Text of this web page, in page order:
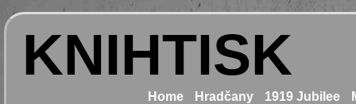
KNIHTISK
Home Hradčany 1919 Jubilee